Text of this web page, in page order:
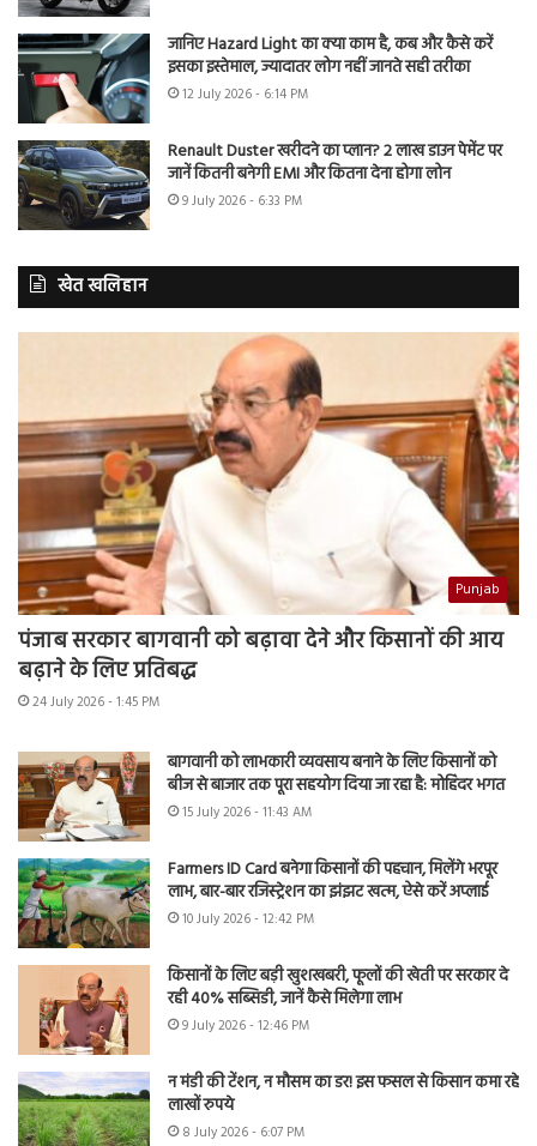
जानिए Hazard Light का क्या काम है, कब और कैसे करें
इसका इस्तेमाल, ज्यादातर लोग नहीं जानते सही तरीका
12 July 2026 - 6:14 PM
Renault Duster खरीदने का प्लान? 2 लाख डाउन पेमेंट पर
जानें कितनी बनेगी EMI और कितना देना होगा लोन
9 July 2026 - 6:33 PM
खेत खलिहान
Punjab
पंजाब सरकार बागवानी को बढ़ावा देने और किसानों की आय
बढ़ाने के लिए प्रतिबद्ध
24 July 2026 - 1:45 PM
बागवानी को लाभकारी व्यवसाय बनाने के लिए किसानों को
बीज से बाजार तक पूरा सहयोग दिया जा रहा है: मोहिंदर भगत
15 July 2026 - 11:43 AM
Farmers ID Card बनेगा किसानों की पहचान, मिलेंगे भरपूर
लाभ, बार-बार रजिस्ट्रेशन का झंझट खत्म, ऐसे करें अप्लाई
10 July 2026 - 12:42 PM
किसानों के लिए बड़ी खुशखबरी, फूलों की खेती पर सरकार दे
रही 40% सब्सिडी, जानें कैसे मिलेगा लाभ
9 July 2026 - 12:46 PM
न मंडी की टेंशन, न मौसम का डर! इस फसल से किसान कमा रहे
लाखों रुपये
8 July 2026 - 6:07 PM